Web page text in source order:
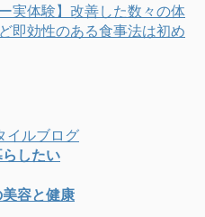
実体験】改善した数々の体
即効性のある食事法は初め
したい
容と健康